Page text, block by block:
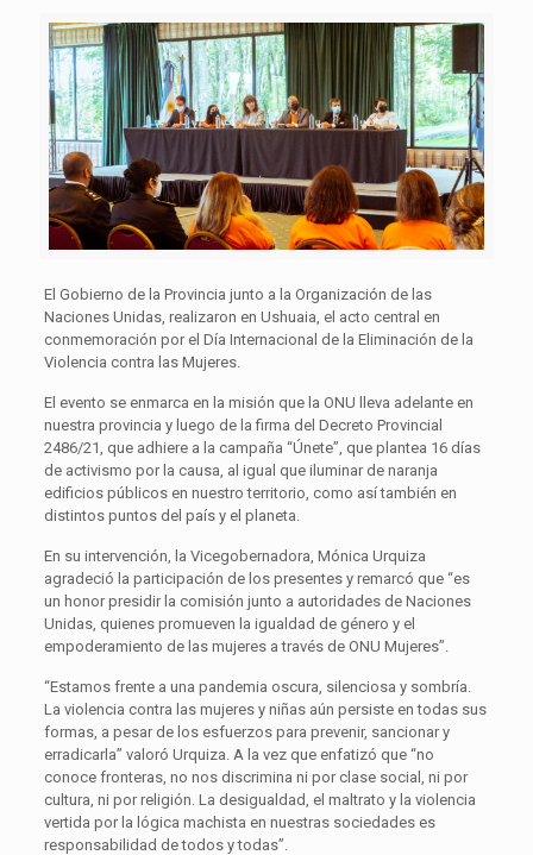
El Gobierno de la Provincia junto a la Organización de las
Naciones Unidas, realizaron en Ushuaia, el acto central en
conmemoración por el Día Internacional de la Eliminación de la
Violencia contra las Mujeres.
El evento se enmarca en la misión que la ONU lleva adelante en
nuestra provincia y luego de la firma del Decreto Provincial
2486/21, que adhiere a la campaña “Únete”, que plantea 16 días
de activismo por la causa, al igual que iluminar de naranja
edificios públicos en nuestro territorio, como así también en
distintos puntos del país y el planeta.
En su intervención, la Vicegobernadora, Mónica Urquiza
agradeció la participación de los presentes y remarcó que “es
un honor presidir la comisión junto a autoridades de Naciones
Unidas, quienes promueven la igualdad de género y el
empoderamiento de las mujeres a través de ONU Mujeres”.
“Estamos frente a una pandemia oscura, silenciosa y sombría.
La violencia contra las mujeres y niñas aún persiste en todas sus
formas, a pesar de los esfuerzos para prevenir, sancionar y
erradicarla” valoró Urquiza. A la vez que enfatizó que “no
conoce fronteras, no nos discrimina ni por clase social, ni por
cultura, ni por religión. La desigualdad, el maltrato y la violencia
vertida por la lógica machista en nuestras sociedades es
responsabilidad de todos y todas”.